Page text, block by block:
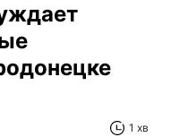
1 хв